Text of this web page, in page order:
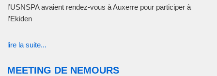
l’USNSPA avaient rendez-vous à Auxerre pour participer à
l’Ekiden
lire la suite...
MEETING DE NEMOURS